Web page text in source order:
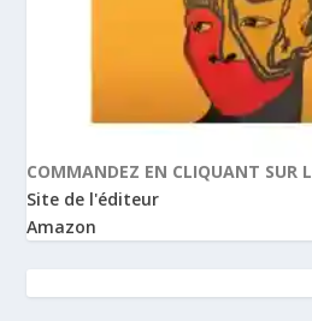
COMMANDEZ EN CLIQUANT SUR
Site de l'éditeur
Amazon